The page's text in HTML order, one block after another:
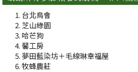
台北鳥會
芝山綠園
哈芒狗
馨工房
夢田藍染坊＋毛線琳幸福屋
牧蜂農莊